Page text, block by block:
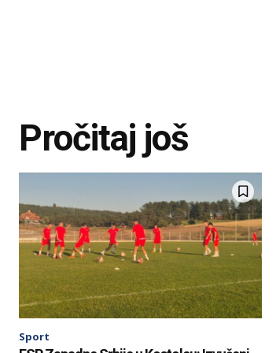
Pročitaj još
Sport